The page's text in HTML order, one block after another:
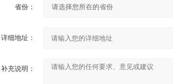
省份：
详细地址：
补充说明：